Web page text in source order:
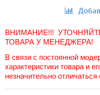
ВНИМАНИЕ!!!
ТОВАРА У МЕНЕДЖЕРА!
В связи с постоянной
характеристики товара и
незначительно